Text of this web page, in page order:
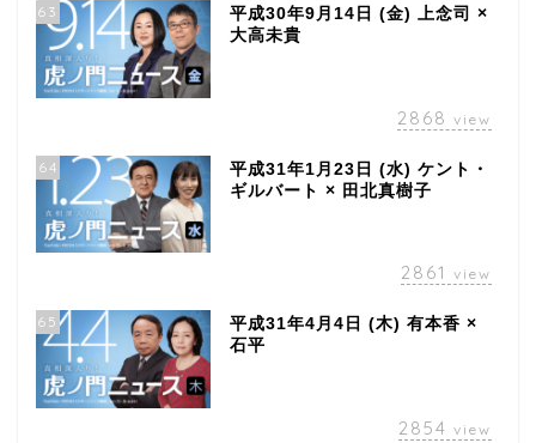
63
平成30年9月14日 (金) 上念司 ×
大高未貴
2868 view
64
平成31年1月23日 (水) ケント・
ギルバート × 田北真樹子
2861 view
65
平成31年4月4日 (木) 有本香 ×
石平
2854 view